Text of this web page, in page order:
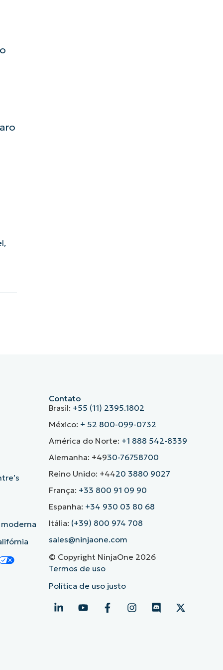
Contato
Brasil: +55 (11) 2395.1802
México: + 52 800-099-0732
América do Norte: +1 888 542-8339
Alemanha: +4930-76758700
Reino Unido: +4420 3880 9027
França: +33 800 91 09 90
Espanha: +34 930 03 80 68
Itália: (+39) 800 974 708
sales@ninjaone.com
© Copyright NinjaOne 2026
Termos de uso
Política de uso justo